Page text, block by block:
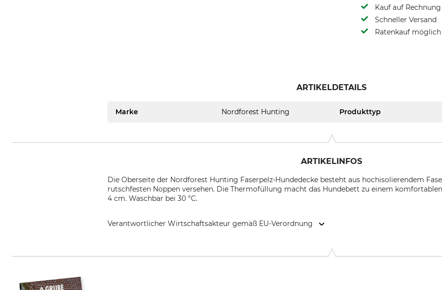
Kauf auf
Schneller Versand
Ratenkauf möglich
ARTIKELDETAILS
Marke Nordforest Hunting Produkttyp
ARTIKELINFOS
Die Oberseite der Nordforest Hunting Faserpelz-Hundedecke besteht aus hochisolierendem
rutschfesten Noppen versehen. Die Thermofüllung macht das Hundebett zu einem
4 cm. Waschbar bei 30 °C.
Verantwortlicher Wirtschaftsakteur gemäß EU-Verordnung